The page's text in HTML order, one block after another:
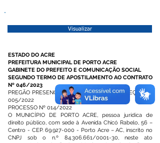
Visualizar
ESTADO DO ACRE
PREFEITURA MUNICIPAL DE PORTO ACRE
GABINETE DO PREFEITO E COMUNICAÇÃO SOCIAL
SEGUNDO TERMO DE APOSTILAMENTO AO CONTRATO
Nº 046/2023
PREGÃO PRESENCIAL PARA REGISTRO DE PREÇOS Nº
005/2022
PROCESSO Nº 014/2022
O MUNICÍPIO DE PORTO ACRE, pessoa jurídica de
direito público, com sede à Avenida Chicó Rabelo, 56 –
Centro - CEP.69.927-000 - Porto Acre – AC, inscrito no
CNPJ sob o n.º 84.306.661/0001-30, neste ato